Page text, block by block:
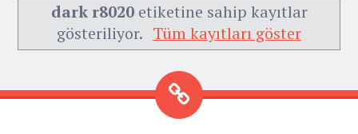
dark r8020etiketine sahip kayıtlar
gösteriliyor. Tüm kayıtları göster